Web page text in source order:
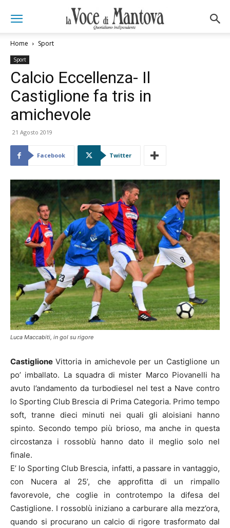
Home Sport
Sport
Calcio Eccellenza- Il
Castiglione fa tris in
amichevole
21 Agosto 2019
Facebook Twitter
Luca Maccabiti, in gol su rigore
Castiglione Vittoria in amichevole per un Castiglione un
po’ imballato. La squadra di mister Marco Piovanelli ha
avuto l’andamento da turbodiesel nel test a Nave contro
lo Sporting Club Brescia di Prima Categoria. Primo tempo
soft, tranne dieci minuti nei quali gli aloisiani hanno
spinto. Secondo tempo più brioso, ma anche in questa
circostanza i rossoblù hanno dato il meglio solo nel
finale.
E’ lo Sporting Club Brescia, infatti, a passare in vantaggio,
con Nucera al 25’, che approfitta di un rimpallo
favorevole, che coglie in controtempo la difesa del
Castiglione. I rossoblù iniziano a carburare alla mezz’ora,
quando si procurano un calcio di rigore trasformato dal